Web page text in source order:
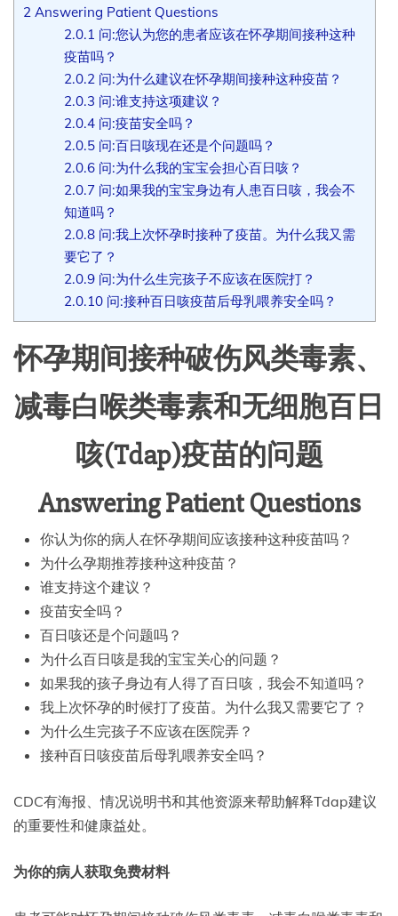
2 Answering Patient Questions
2.0.1 问:您认为您的患者应该在怀孕期间接种这种
疫苗吗？
2.0.2问:为什么建议在怀孕期间接种这种疫苗？
2.0.3 问:谁支持这项建议？
2.0.4问:疫苗安全吗？
2.0.5问:百日咳现在还是个问题吗？
2.0.6问:为什么我的宝宝会担心百日咳？
2.0.7问:如果我的宝宝身边有人患百日咳，我会不
知道吗？
2.0.8问:我上次怀孕时接种了疫苗。为什么我又需
要它了？
2.0.9问:为什么生完孩子不应该在医院打？
2.0.10问:接种百日咳疫苗后母乳喂养安全吗？
怀孕期间接种破伤风类毒素、
减毒白喉类毒素和无细胞百日
咳(Tdap)疫苗的问题
Answering Patient Questions
你认为你的病人在怀孕期间应该接种这种疫苗吗？
为什么孕期推荐接种这种疫苗？
谁支持这个建议？
疫苗安全吗？
百日咳还是个问题吗？
为什么百日咳是我的宝宝关心的问题？
如果我的孩子身边有人得了百日咳，我会不知道吗？
我上次怀孕的时候打了疫苗。为什么我又需要它了？
为什么生完孩子不应该在医院弄？
接种百日咳疫苗后母乳喂养安全吗？
CDC有海报、情况说明书和其他资源来帮助解释Tdap建议
的重要性和健康益处。
为你的病人获取免费材料